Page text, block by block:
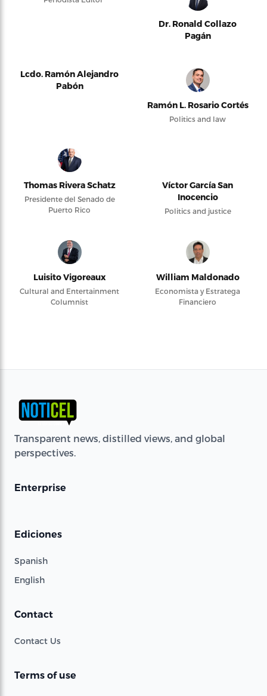
Dr. Ronald Collazo
Pagán
Lcdo. Ramón Alejandro
Pabón
Ramón L. Rosario Cortés
Politics and law
Thomas Rivera Schatz
Presidente del Senado de
Puerto Rico
Víctor García San
Inocencio
Politics and justice
Luisito Vigoreaux
Cultural and Entertainment
Columnist
William Maldonado
Economista y Estratega
Financiero
Transparent news, distilled views, and global
perspectives.
Enterprise
Ediciones
Spanish
English
Contact
Contact Us
Terms of use